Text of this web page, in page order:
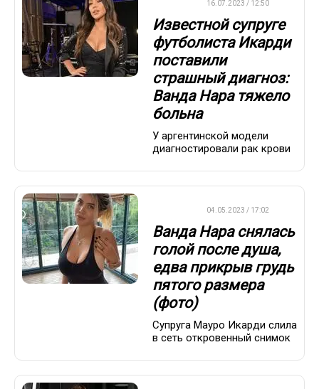
16.07.2023 / 12:50
Известной супруге
футболиста Икарди
поставили
страшный диагноз:
Ванда Нара тяжело
больна
У аргентинской модели
диагностировали рак крови
04.05.2023 / 17:02
Ванда Нара снялась
голой после душа,
едва прикрыв грудь
пятого размера
(фото)
Супруга Мауро Икарди слила
в сеть откровенный снимок